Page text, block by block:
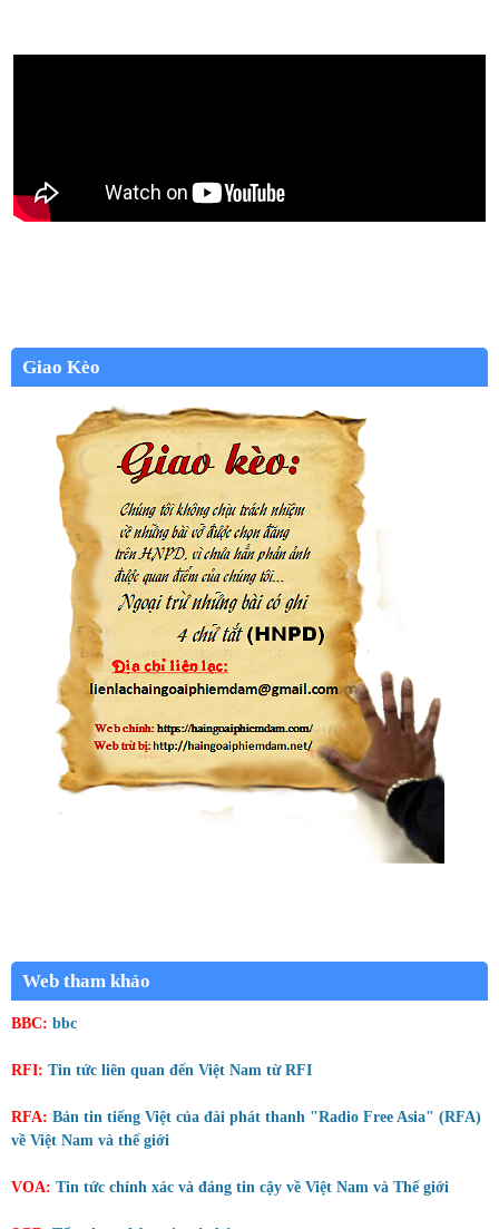
Giao Kèo
Web tham khảo
BBC: bbc
RFI: Tin tức liên quan đến Việt Nam từ RFI
RFA: Bản tin tiếng Việt của đài phát thanh "Radio Free Asia" (RFA)
về Việt Nam và thế giới
VOA: Tin tức chính xác và đáng tin cậy về Việt Nam và Thế giới